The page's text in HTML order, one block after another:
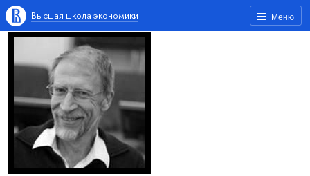
Меню
Высшая школа экономики